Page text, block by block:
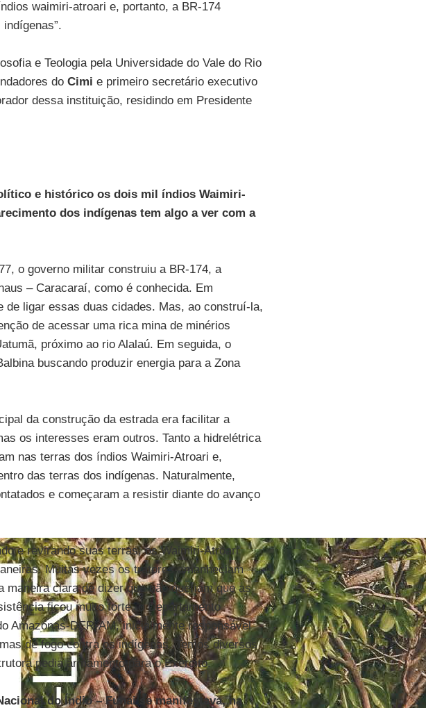
waimiri-atroari e, portanto, a BR-174
e Teologia pela Universidade do Vale do Rio
do Cimi e primeiro secretário executivo
dessa instituição, residindo em Presidente
e histórico os dois mil índios Waimiri-
dos indígenas tem algo a ver com a
o governo militar construiu a BR-174, a
– Caracaraí, como é conhecida. Em
de ligar essas duas cidades. Mas, ao construí-la,
de acessar uma rica mina de minérios
próximo ao rio Alalaú. Em seguida, o
buscando produzir energia para a Zona
da construção da estrada era facilitar a
os interesses eram outros. Tanto a hidrelétrica
nas terras dos índios Waimiri-Atroari e,
das terras dos indígenas. Naturalmente,
e começaram a resistir diante do avanço
e revirando suas terras, os Waimiri-Atroari
Muitas vezes os tratores amanheciam
clara de dizer que não queriam que as
ficou muito forte, o Departamento
Amazonas-DER-AM, inicialmente responsável
de fogo contra os indígenas. Temos diversos
pedia armamento para o Exército.
do Índio – Funai se manifestava, na